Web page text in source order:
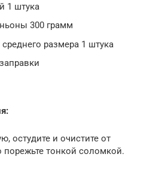
1 штука
300 грамм
размера 1 штука
остудите и очистите от
порежьте тонкой соломкой.